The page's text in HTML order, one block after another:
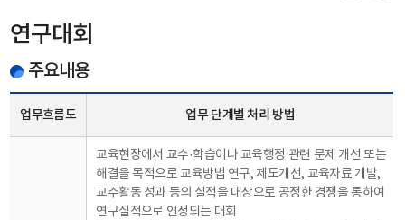
연구대회
주요내용
업무흐름도 업무 단계별 처리 방법
교육현장에서 교수·학습이나 교육행정 관련 문제 개선 또는
해결을 목적으로 교육방법 연구, 제도개선, 교육자료 개발,
교수활동 성과 등의 실적을 대상으로 공정한 경쟁을 통하여
연구실적으로 인정되는 대회